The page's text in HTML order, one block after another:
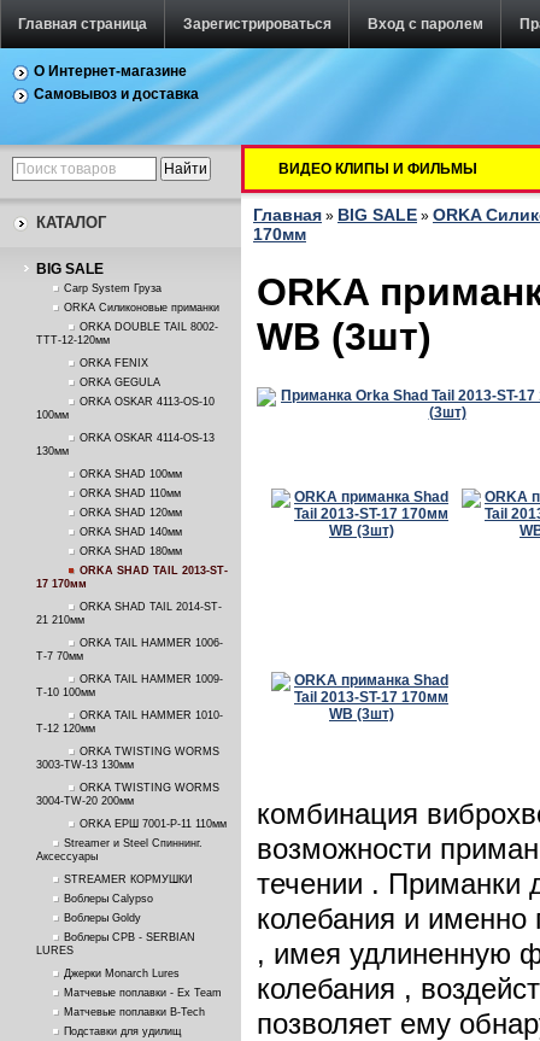
Главная страница Зарегистрироваться Вход с паролем
О Интернет-магазине
Самовывоз и доставка
КАТАЛОГ
BIG SALE
Carp System Груза
ORKA Силиконовые приманки
ORKA DOUBLE TAIL 8002-
TTT-12-120мм
ORKA FENIX
ORKA GEGULA
ORKA OSKAR 4113-OS-10
100мм
ORKA OSKAR 4114-OS-13
130мм
ORKA SHAD 100мм
ORKA SHAD 110мм
ORKA SHAD 120мм
ORKA SHAD 140мм
ORKA SHAD 180мм
ORKA SHAD TAIL 2013-ST-
17 170мм
ORKA SHAD TAIL 2014-ST-
21 210мм
ORKA TAIL HAMMER 1006-
T-7 70мм
ORKA TAIL HAMMER 1009-
T-10 100мм
ORKA TAIL HAMMER 1010-
T-12 120мм
ORKA TWISTING WORMS
3003-TW-13 130мм
ORKA TWISTING WORMS
3004-TW-20 200мм
ORKA ЕРШ 7001-P-11 110мм
Streamer и Steel Спиннинг.
Аксессуары
STREAMER КОРМУШКИ
Воблеры Calypso
Воблеры Goldy
Воблеры СРВ - SERBIAN
LURES
Джерки Monarch Lures
Матчевые поплавки - Ex Team
Матчевые поплавки B-Tech
Подставки для удилищ
ВИДЕО КЛИПЫ И ФИЛЬМЫ
Главная » BIG SALE » ORKA
170мм
ORKA
WB (3шт)
комбинация
возможности
течении .
колебания и именно
, имея удлиненную
колебания ,
позволяет ему